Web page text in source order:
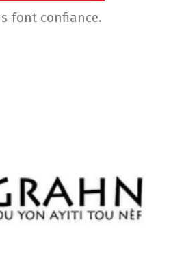
font confiance.